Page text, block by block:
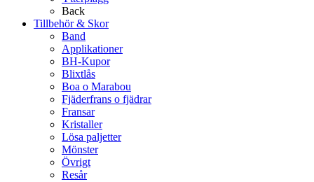
Back
Tillbehör & Skor
Band
Applikationer
BH-Kupor
Blixtlås
Boa o Marabou
Fjäderfrans o fjädrar
Fransar
Kristaller
Lösa paljetter
Mönster
Övrigt
Resår